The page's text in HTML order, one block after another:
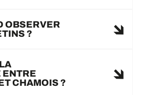
OBSERVER
?
ENTRE
CHAMOIS ?